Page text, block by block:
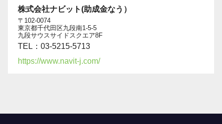
株式会社ナビット(助成金なう）
〒102-0074
東京都千代田区九段南1-5-5
九段サウスサイドスクエア8F
TEL：03-5215-5713
https://www.navit-j.com/